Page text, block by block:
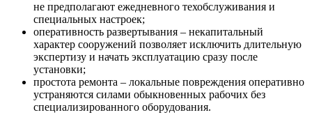
не предполагают ежедневного техобслуживания и
специальных настроек;
оперативность развертывания – некапитальный
характер сооружений позволяет исключить длительную
экспертизу и начать эксплуатацию сразу после
установки;
простота ремонта – локальные повреждения оперативно
устраняются силами обыкновенных рабочих без
специализированного оборудования.